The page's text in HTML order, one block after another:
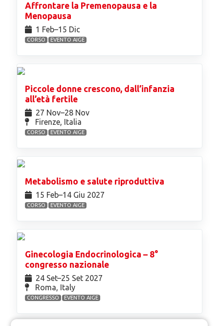
Affrontare la Premenopausa e la
Menopausa
1 Feb⁠–15 Dic
CORSO EVENTO AIGE
Piccole donne crescono, dall’infanzia
all’età fertile
27 Nov⁠–28 Nov
Firenze, Italia
CORSO EVENTO AIGE
Metabolismo e salute riproduttiva
15 Feb⁠–14 Giu 2027
CORSO EVENTO AIGE
Ginecologia Endocrinologica – 8°
congresso nazionale
24 Set⁠–25 Set 2027
Roma, Italy
CONGRESSO EVENTO AIGE